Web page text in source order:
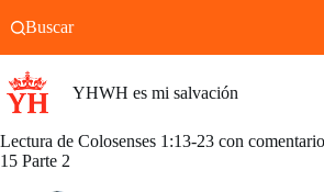
Buscar
YHWH es mi salvación
Lectura de Colosenses 1:13-23 con
15 Parte 2